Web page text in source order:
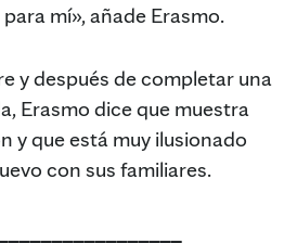
mí», añade Erasmo.
y después de completar una
Erasmo dice que muestra
y que está muy ilusionado
con sus familiares.